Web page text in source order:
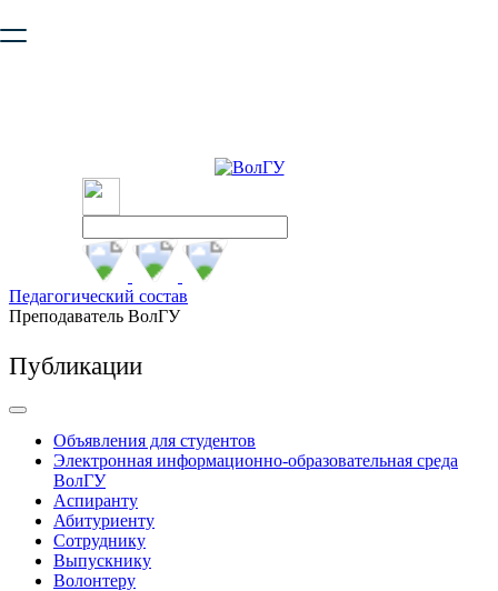
безопасную работу с сайтом. Пожалуйста
Педагогический состав
Преподаватель ВолГУ
Публикации
Объявления для студентов
Электронная информационно-образовательная среда
ВолГУ
Аспиранту
Абитуриенту
Сотруднику
Выпускнику
Волонтеру